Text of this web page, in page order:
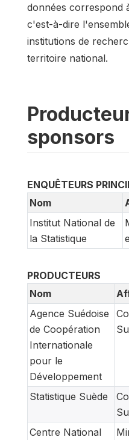
données correspond
c'est-à-dire
institutions de
territoire national.
sponsors
ENQUÊTEURS
Nom
Institut National de
la Statistique
PRODUCTEURS
Nom
Agence Suédoise
de Coopération
Internationale
pour le
Développement
Statistique Suède
Centre National